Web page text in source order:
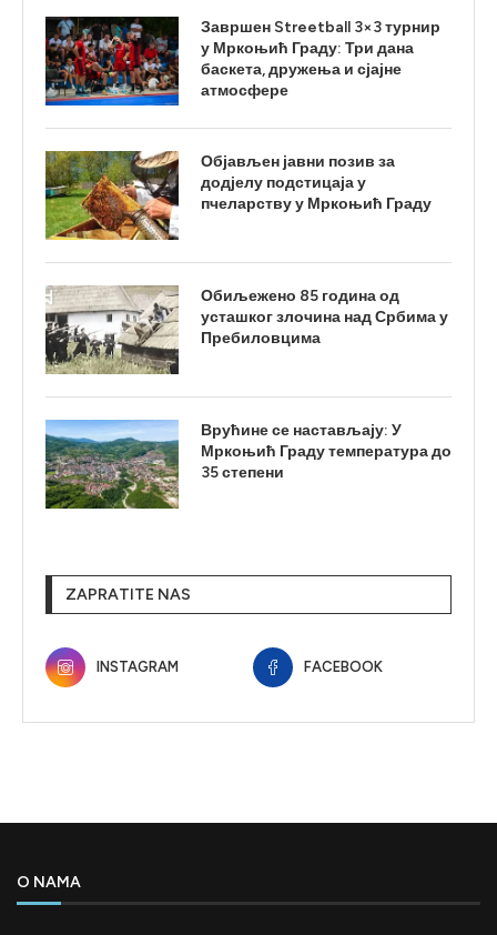
Завршен Streetball 3×3 турнир
у Мркоњић Граду: Три дана
баскета, дружења и сјајне
атмосфере
Објављен јавни позив за
додјелу подстицаја у
пчеларству у Мркоњић Граду
Обиљежено 85 година од
усташког злочина над Србима у
Пребиловцима
Врућине се настављају: У
Мркоњић Граду температура до
35 степени
ZAPRATITE NAS
INSTAGRAM FACEBOOK
O NAMA